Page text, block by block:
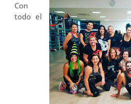
Con
todo el